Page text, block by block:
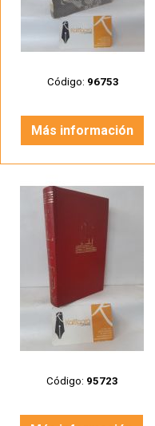
Código: 96753
Más información
Código: 95723